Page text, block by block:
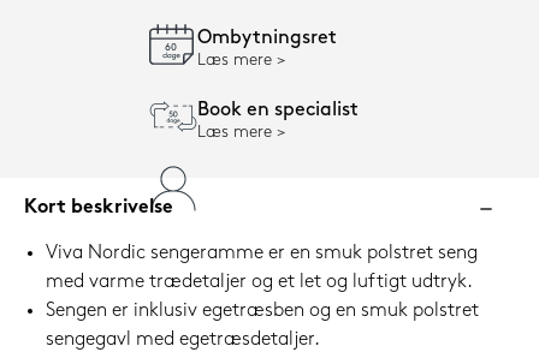
Ombytningsret
Læs mere
Book en specialist
Læs mere
Kort beskrivelse
Viva Nordic sengeramme er en smuk polstret seng
med varme trædetaljer og et let og luftigt udtryk.
Sengen er inklusiv egetræsben og en smuk polstret
sengegavl med egetræsdetaljer.